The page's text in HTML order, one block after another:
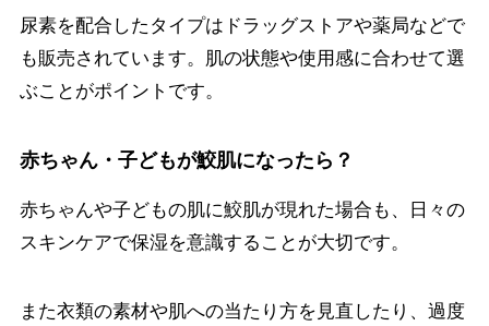
尿素を配合したタイプはドラッグストアや薬局などで
も販売されています。肌の状態や使用感に合わせて選
ぶことがポイントです。
赤ちゃん・子どもが鮫肌になったら？
赤ちゃんや子どもの肌に鮫肌が現れた場合も、日々の
スキンケアで保湿を意識することが大切です。
また衣類の素材や肌への当たり方を見直したり、過度